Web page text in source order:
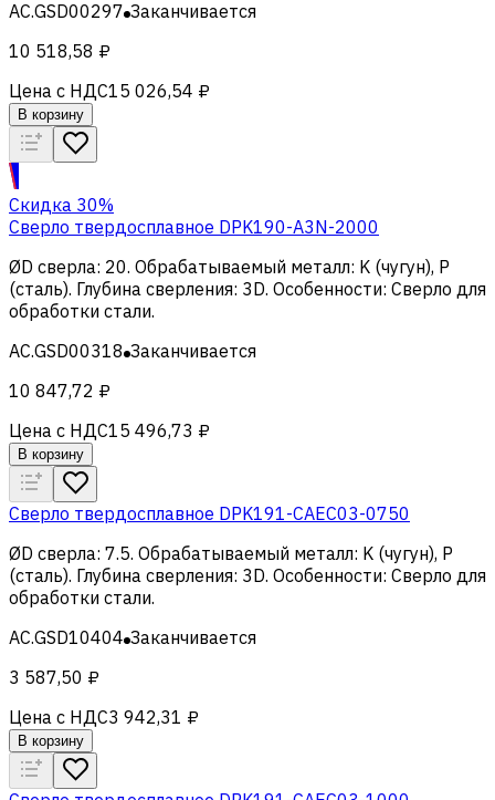
AC.GSD00297 Заканчивается
10 518,58 ₽
Цена с НДС15 026,54 ₽
В корзину
Скидка 30%
Сверло твердосплавное DPK190-A3N-2000
ØD сверла: 20. Обрабатываемый металл: K (чугун), Р
(сталь). Глубина сверления: 3D. Особенности: Сверло для
обработки стали.
AC.GSD00318 Заканчивается
10 847,72 ₽
Цена с НДС15 496,73 ₽
В корзину
Сверло твердосплавное DPK191-CAEC03-0750
ØD сверла: 7.5. Обрабатываемый металл: K (чугун), Р
(сталь). Глубина сверления: 3D. Особенности: Сверло для
обработки стали.
AC.GSD10404 Заканчивается
3 587,50 ₽
Цена с НДС3 942,31 ₽
В корзину